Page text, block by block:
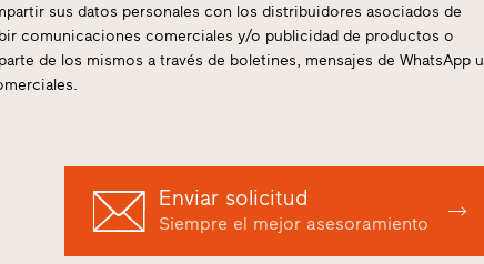
sus datos personales con los distribuidores asociados de
comunicaciones comerciales y/o publicidad de productos o
de los mismos a través de boletines, mensajes de WhatsApp u
Enviar solicitud
Siempre el mejor asesoramiento